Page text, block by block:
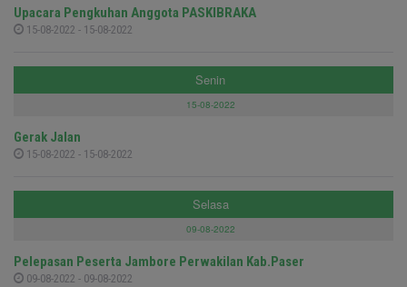
Upacara Pengkuhan Anggota PASKIBRAKA
15-08-2022 - 15-08-2022
Senin
15-08-2022
Gerak Jalan
15-08-2022 - 15-08-2022
Selasa
09-08-2022
Pelepasan Peserta Jambore Perwakilan Kab.Paser
09-08-2022 - 09-08-2022